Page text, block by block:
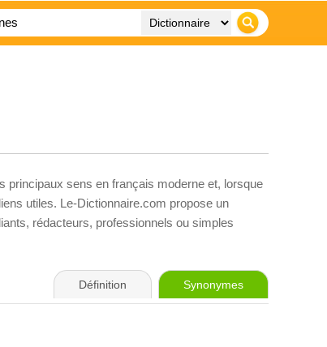
principaux sens en français moderne et, lorsque
utiles. Le-Dictionnaire.com propose un
rédacteurs, professionnels ou simples
Définition Synonymes